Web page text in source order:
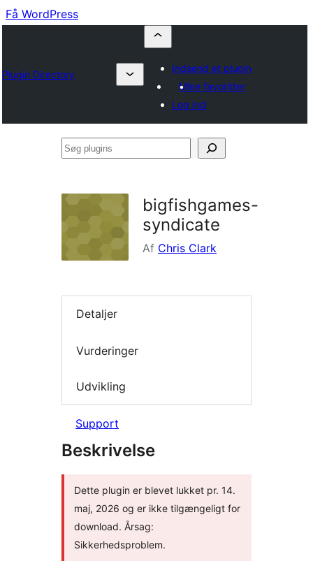
Få WordPress
Plugin Directory
Indsend et plugin
Mine favoritter
Log ind
Søg
bigfishgames-
syndicate
Af Chris Clark
Detaljer
Vurderinger
Udvikling
Support
Beskrivelse
Dette plugin er blevet lukket pr. 14.
maj, 2026 og er ikke tilgængeligt for
download. Årsag:
Sikkerhedsproblem.